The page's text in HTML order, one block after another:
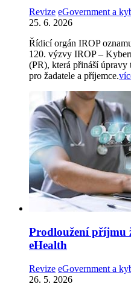
Revize eGovernment a
25. 6. 2026
Řídicí orgán IROP
120. výzvy IROP –
(PR), která přináší
pro žadatele a příjemce.
Prodloužení příjmu
eHealth
Revize eGovernment a
26. 5. 2026